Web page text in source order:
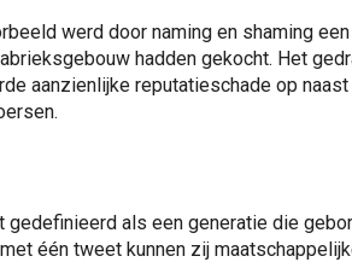
werd door naming en shaming
hadden gekocht. Het
aanzienlijke reputatieschade op
gedefinieerd als een generatie die
één tweet kunnen zij